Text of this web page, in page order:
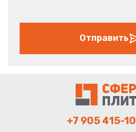
Отправить
+7 905 415-